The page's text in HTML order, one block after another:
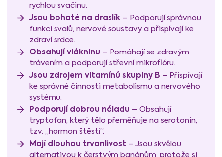
rychlou svačinu.
Jsou bohaté na draslík – Podporují správnou
funkci svalů, nervové soustavy a přispívají ke
zdraví srdce.
Obsahují vlákninu – Pomáhají se zdravým
trávením a podporují střevní mikroflóru.
Jsou zdrojem vitamínů skupiny B – Přispívají
ke správné činnosti metabolismu a nervového
systému.
Podporují dobrou náladu – Obsahují
tryptofan, který tělo přeměňuje na serotonin,
tzv. „hormon štěstí“.
Mají dlouhou trvanlivost – Jsou skvělou
alternativou k čerstvým banánům, protože si